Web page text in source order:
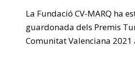
La Fundació CV-MARQ ha
guardonada dels Premis
Comunitat Valenciana 2021